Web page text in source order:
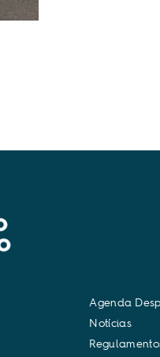
Agenda Desp
Notícias
Regulamento